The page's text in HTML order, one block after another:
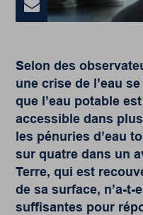
Selon des
une crise de l’eau
que l’eau potable
accessible dans
les pénuries d’eau
sur quatre dans un
Terre, qui est
de sa surface, n’a-t-
suffisantes pour